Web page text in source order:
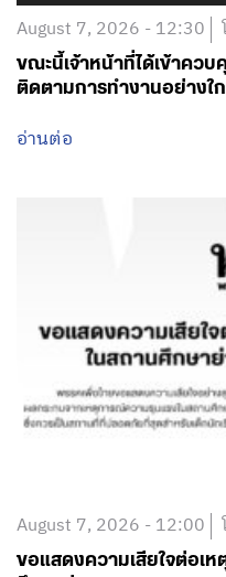
August 7, 2026 - 12:30
ขณะนี้เจ้าหน้าที่ได้เข้าคว
ติดตามการทำงานอย่างใ
อ่านต่อ
August 7, 2026 - 12:00
ขอแสดงความเสียใจต่อเ